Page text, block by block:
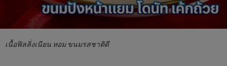
เนื้อฟิลลิ่งเนียน หอม ขนมรสชาติดี